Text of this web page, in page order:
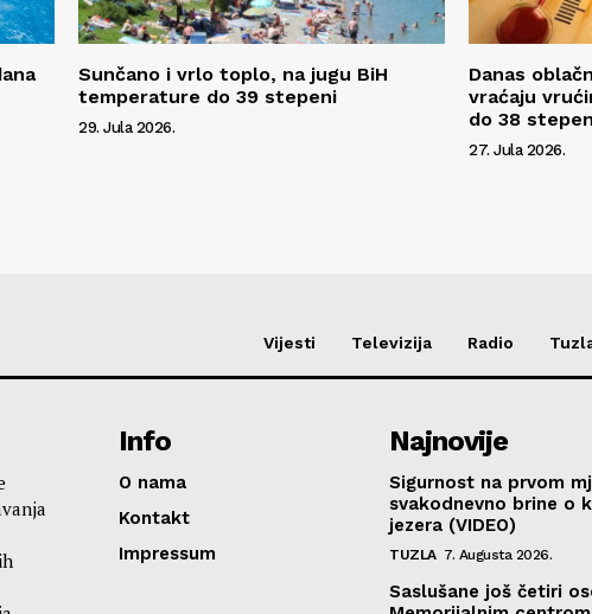
Sunčano i vrlo toplo, na jugu BiH
temperature do 39 stepeni
29. Jula 2026.
Danas
vraćaju
do 38
27. Jula 2026.
Vijesti Televizija Radio
Info
O nama
Kontakt
Impressum
Najnovije
Sigurnost na prvom
svakodnevno brine o
jezera (VIDEO)
TUZLA 7. Augusta 2026.
Saslušane još četiri